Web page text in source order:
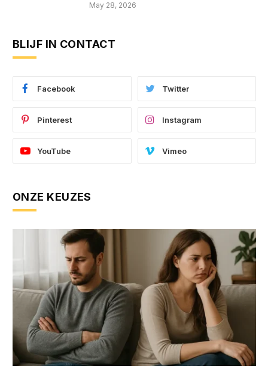
May 28, 2026
BLIJF IN CONTACT
Facebook Twitter
Pinterest Instagram
YouTube Vimeo
ONZE KEUZES